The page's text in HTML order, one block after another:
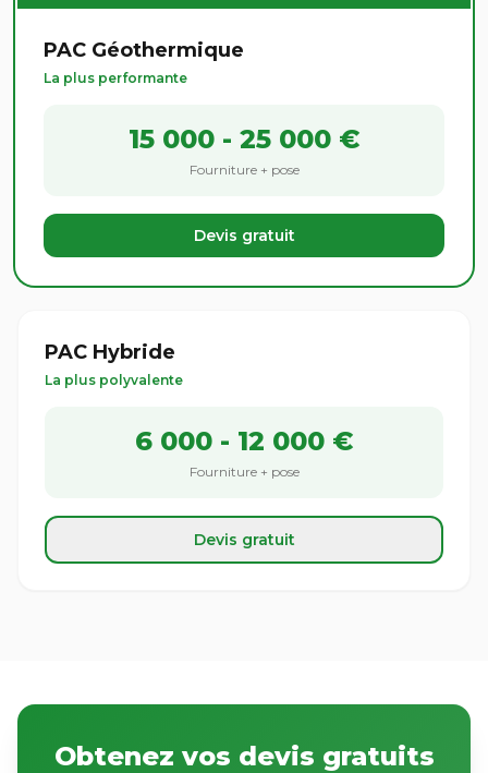
PAC Géothermique
La plus performante
15 000 - 25 000 €
Fourniture + pose
Devis gratuit
PAC Hybride
La plus polyvalente
6 000 - 12 000 €
Fourniture + pose
Devis gratuit
Obtenez vos devis gratuits